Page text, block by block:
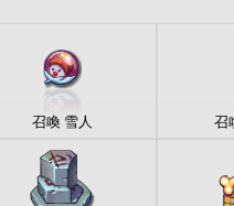
召喚 雪人 召